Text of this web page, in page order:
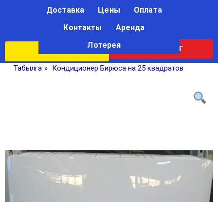
КАТАЛОГ
Доставка Цены
Оплата
Контакты
Аренда
Лотерея
Табылга » Кондиционер Бирюса на 25 квадратов